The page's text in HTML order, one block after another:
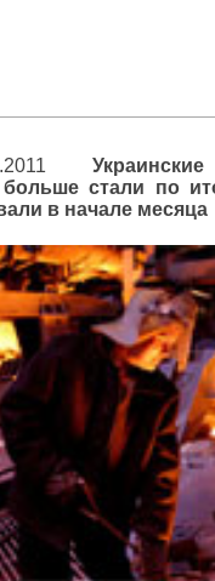
стали по
в начале месяца